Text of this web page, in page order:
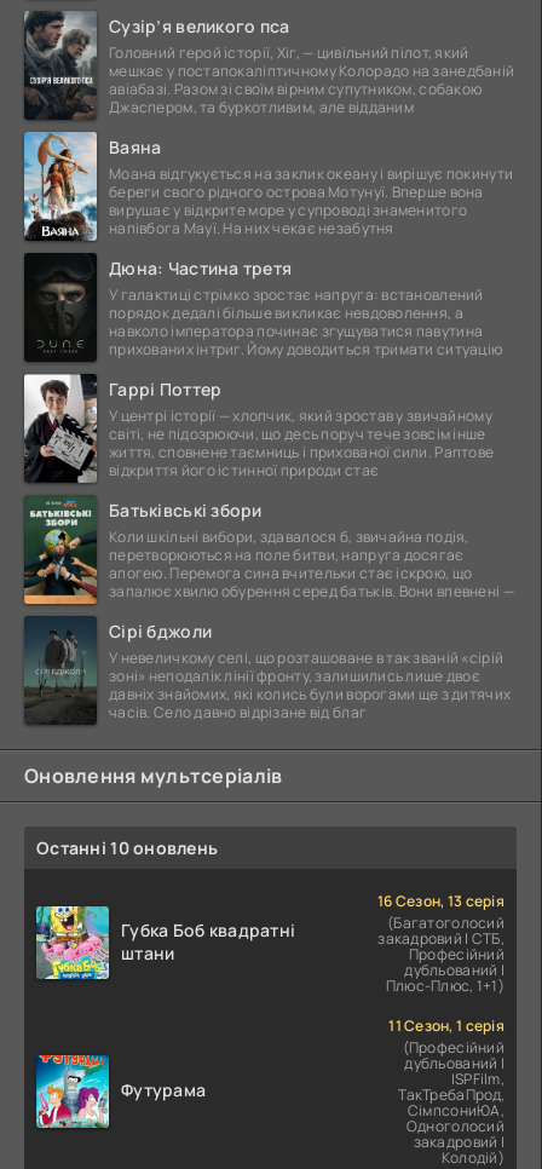
Сузір’я великого пса
Головний герой історії, Хіг, — цивільний пілот, який
мешкає у постапокаліптичному Колорадо на занедбаній
авіабазі. Разом зі своїм вірним супутником, собакою
Джаспером, та буркотливим, але відданим
Ваяна
Моана відгукується на заклик океану і вирішує покинути
береги свого рідного острова Мотунуї. Вперше вона
вирушає у відкрите море у супроводі знаменитого
напівбога Мауї. На них чекає незабутня
Дюна: Частина третя
У галактиці стрімко зростає напруга: встановлений
порядок дедалі більше викликає невдоволення, а
навколо імператора починає згущуватися павутина
прихованих інтриг. Йому доводиться тримати ситуацію
Гаррі Поттер
У центрі історії — хлопчик, який зростав у звичайному
світі, не підозрюючи, що десь поруч тече зовсім інше
життя, сповнене таємниць і прихованої сили. Раптове
відкриття його істинної природи стає
Батьківські збори
Коли шкільні вибори, здавалося б, звичайна подія,
перетворюються на поле битви, напруга досягає
апогею. Перемога сина вчительки стає іскрою, що
запалює хвилю обурення серед батьків. Вони впевнені —
Сірі бджоли
У невеличкому селі, що розташоване в так званій «сірій
зоні» неподалік лінії фронту, залишились лише двоє
давніх знайомих, які колись були ворогами ще з дитячих
часів. Село давно відрізане від благ
Оновлення мультсеріалів
Останні 10 оновлень
Губка Боб квадратні
штани
16 Сезон, 13 серія
(Багатоголосий
закадровий | СТБ,
Професійний
дубльований |
Плюс-Плюс, 1+1)
Футурама
11 Сезон, 1 серія
(Професійний
дубльований |
ІSPFilm,
ТакТребаПрод,
СімпсониЮА,
Одноголосий
закадровий |
Колодій)